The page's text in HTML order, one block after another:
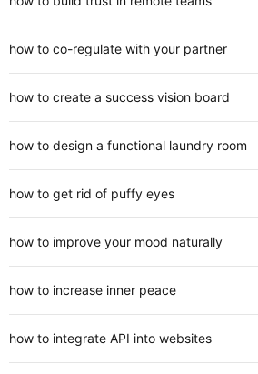
how to co-regulate with your partner
how to create a success vision board
how to design a functional laundry room
how to get rid of puffy eyes
how to improve your mood naturally
how to increase inner peace
how to integrate API into websites